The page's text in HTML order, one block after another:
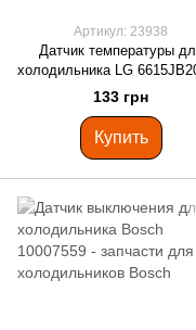
Артикул: 23938
Датчик температуры
холодильника LG
133 грн
Купить